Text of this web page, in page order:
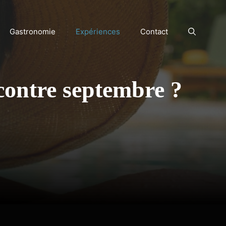
Gastronomie Expériences Contact
septembre ?